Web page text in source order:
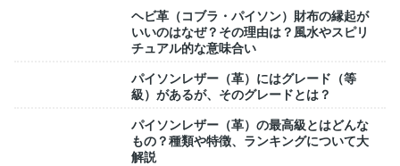
ヘビ革（コブラ・パイソン）財布の縁起が
いいのはなぜ？その理由は？風水やスピリ
チュアル的な意味合い
パイソンレザー（革）にはグレード（等
級）があるが、そのグレードとは？
パイソンレザー（革）の最高級とはどんな
もの？種類や特徴、ランキングについて大
解説